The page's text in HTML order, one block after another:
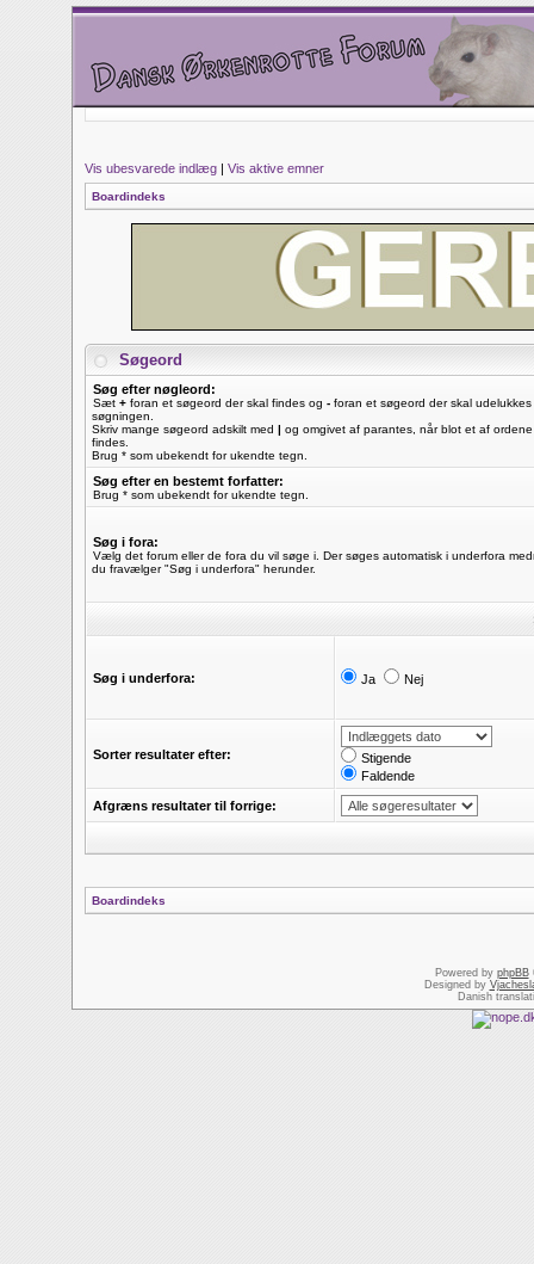
Vis ubesvarede indlæg | Vis aktive emner
Boardindeks
Søgeord
Søg efter nøgleord:
Sæt + foran et søgeord der skal findes og - foran et søgeord der skal udelukkes
søgningen.
Skriv mange søgeord adskilt med | og omgivet af parantes, når blot et af
findes.
Brug * som ubekendt for ukendte tegn.
Søg efter en bestemt forfatter:
Brug * som ubekendt for ukendte tegn.
Søg i fora:
Vælg det forum eller de fora du vil søge i. Der søges automatisk i underfora
du fravælger "Søg i underfora" herunder.
Søg i underfora: Ja Nej
Sorter resultater efter:
Stigende
Faldende
Afgræns resultater til forrige:
Boardindeks
Powered by phpBB
Designed by
Danish